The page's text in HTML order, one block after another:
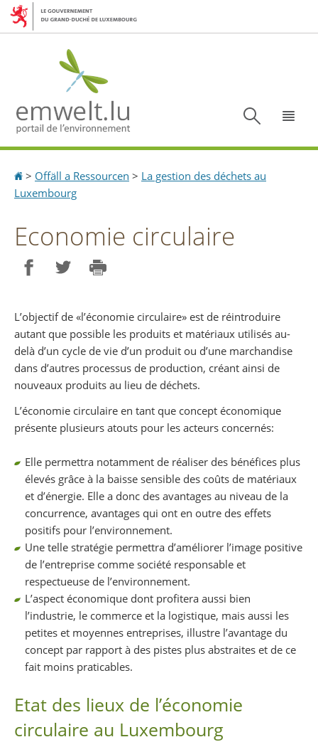
Aller
Aller
Accueil
> Offäll a Ressourcen > La gestion des déchets au
Luxembourg
Economie circulaire
L’objectif de «l’économie circulaire» est de réintroduire
autant que possible les produits et matériaux utilisés au-
delà d’un cycle de vie d’un produit ou d’une marchandise
dans d’autres processus de production, créant ainsi de
nouveaux produits au lieu de déchets.
L’économie circulaire en tant que concept économique
présente plusieurs atouts pour les acteurs concernés:
Elle permettra notamment de réaliser des bénéfices plus
élevés grâce à la baisse sensible des coûts de matériaux
et d’énergie. Elle a donc des avantages au niveau de la
concurrence, avantages qui ont en outre des effets
positifs pour l’environnement.
Une telle stratégie permettra d’améliorer l’image positive
de l’entreprise comme société responsable et
respectueuse de l’environnement.
L’aspect économique dont profitera aussi bien
l’industrie, le commerce et la logistique, mais aussi les
petites et moyennes entreprises, illustre l’avantage du
concept par rapport à des pistes plus abstraites et de ce
fait moins praticables.
Etat des lieux de l’économie
circulaire au Luxembourg